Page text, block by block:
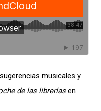
musicales y
de las libreríasen